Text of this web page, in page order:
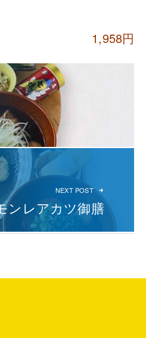
1,958円
NEXT POST
ンレアカツ御膳